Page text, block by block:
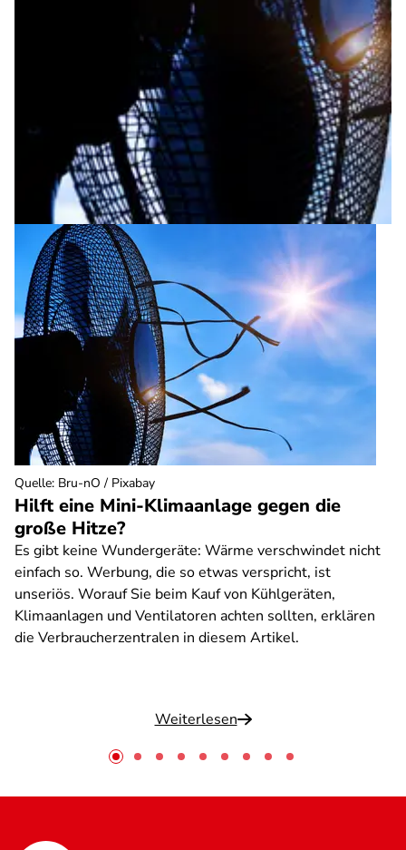
Hilft eine Mini-Klimaanlage gegen die
große Hitze?
Es gibt keine Wundergeräte: Wärme verschwindet nicht
einfach so. Werbung, die so etwas verspricht, ist
unseriös. Worauf Sie beim Kauf von Kühlgeräten,
Klimaanlagen und Ventilatoren achten sollten, erklären
die Verbraucherzentralen in diesem Artikel.
Weiterlesen
Quelle: Bru-nO / Pixabay